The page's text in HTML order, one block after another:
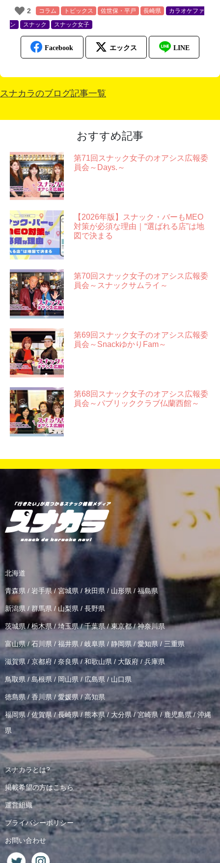
2 コラム トピックス 佐世保・平戸 長崎県
カラオケファ
ン
スナック スナック女子
スナカラのブログ記事一覧
おすすめ記事
第71回スナック女子のオアシス広報委
員会～Days.～
【2026年版】スナック・バーもMEO
対策が必須な理由｜“選ばれる店”は地
図で決まる
第70回スナック女子のオアシス広報委
員会～スナックサムライ～
第69回スナック女子のオアシス広報委
員会～SnackゆかりFam～
第68回スナック女子のオアシス広報委
員会～パブリッククラブ仏蘭西館～
北海道
青森県 / 岩手県/宮城県 / 秋田県 / 山形県 / 福島県
新潟県 / 群馬県 / 山梨県 / 長野県
茨城県 / 栃木県 / 埼玉県/千葉県/東京都/神奈川県
富山県/石川県 / 福井県 / 岐阜県 / 静岡県 / 愛知県/ 三重県
滋賀県/ 京都府 / 奈良県/ 和歌山県 / 大阪府 / 兵庫県
鳥取県 / 島根県/ 岡山県 / 広島県 / 山口県
徳島県 / 香川県 /愛媛県/高知県
福岡県 / 佐賀県/長崎県/ 熊本県/ 大分県 /宮崎県 /鹿児島県/ 沖縄
県
スナカラとは?
掲載希望の方はこちら
運営組織
プライバシーポリシー
お問い合わせ